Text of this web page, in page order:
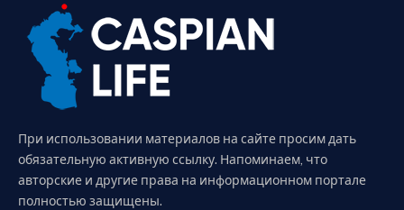
При использовании материалов на сайте просим дать
обязательную активную ссылку. Напоминаем, что
авторские и другие права на информационном портале
полностью защищены.